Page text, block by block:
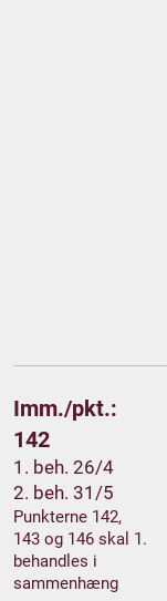
Imm./pkt.:
142
1. beh. 26/4
2. beh. 31/5
Punkterne 142,
143 og 146 skal 1.
behandles i
sammenhæng